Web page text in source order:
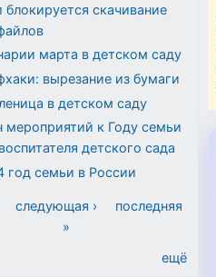
блокируется скачивание
марта в детском саду
вырезание из бумаги
в детском саду
мероприятий к Году семьи
детского сада
год семьи в России
следующая ›
последняя
»
ещё